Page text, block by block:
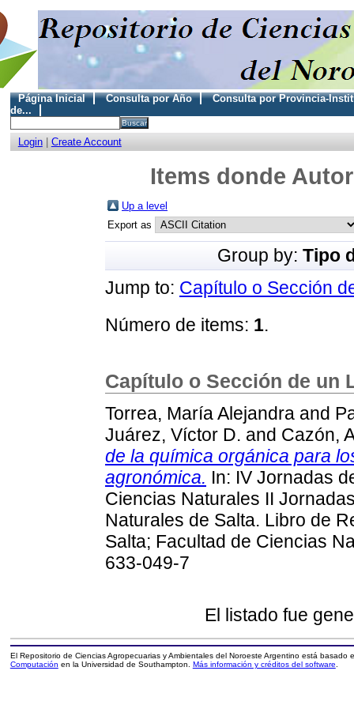
Página Inicial Consulta por Año
Consulta por Provincia-
de...
Login| Create Account
Items donde
Up a level
Export as
Group by: Tipo
Jump to: Capítulo o Sección
Número de items: 1.
Capítulo o Sección de un
Torrea, María Alejandra and
Juárez, Víctor D. and Cazón,
de la química orgánica para
agronómica. In: IV Jornadas
Ciencias Naturales II
Naturales de Salta. Libro de
Salta; Facultad de Ciencias
633-049-7
El listado fue
El Repositorio de Ciencias Agropecuarias y Ambientales del Noroeste Argentino está basado
Computación en la Universidad de Southampton. Más información y créditos del software